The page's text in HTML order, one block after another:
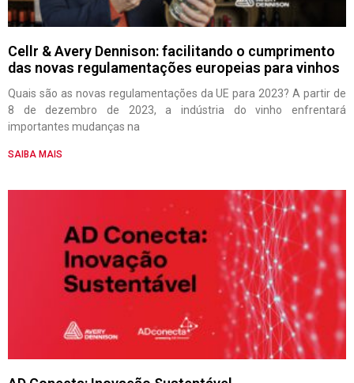
Cellr & Avery Dennison: facilitando o cumprimento
das novas regulamentações europeias para vinhos
Quais são as novas regulamentações da UE para 2023? A partir de
8 de dezembro de 2023, a indústria do vinho enfrentará
importantes mudanças na
SAIBA MAIS